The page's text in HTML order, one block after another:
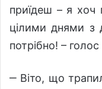
приїдеш – я хоч
цілими днями з
потрібно! –
‒ Віто, що